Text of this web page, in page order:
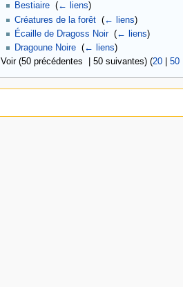
Bestiaire ‎(← liens)
Créatures de la forêt ‎(← liens)
Écaille de Dragoss Noir‎(← liens)
Dragoune Noire ‎(← liens)
Voir (50 précédentes | 50 suivantes) (20| 50|